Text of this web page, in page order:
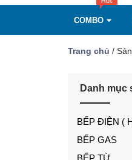
COMBO
Trang chủ /
Danh mục
BẾP ĐIỆN (
BẾP GAS
BẾP TỪ